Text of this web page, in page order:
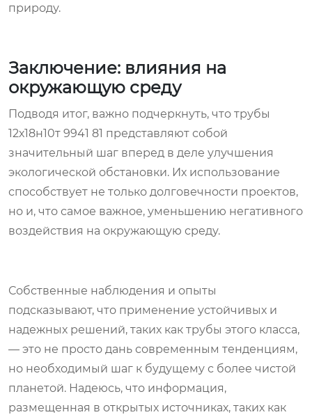
природу.
Заключение: влияния на
окружающую среду
Подводя итог, важно подчеркнуть, что трубы
12х18н10т 9941 81 представляют собой
значительный шаг вперед в деле улучшения
экологической обстановки. Их использование
способствует не только долговечности проектов,
но и, что самое важное, уменьшению негативного
воздействия на окружающую среду.
Собственные наблюдения и опыты
подсказывают, что применение устойчивых и
надежных решений, таких как трубы этого класса,
— это не просто дань современным тенденциям,
но необходимый шаг к будущему с более чистой
планетой. Надеюсь, что информация,
размещенная в открытых источниках, таких как